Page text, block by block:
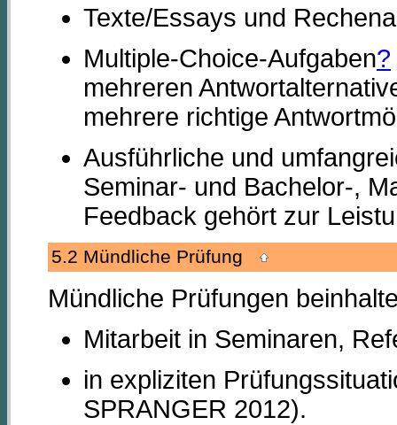
Texte/Essays und
Multiple-Choice-Aufgaben?
mehreren
mehrere richtige
Ausführliche und
Seminar- und Bachelor-,
Feedback gehört zur
5.2 Mündliche Prüfung
Mündliche Prüfungen
Mitarbeit in Seminaren,
in expliziten
SPRANGER 2012).